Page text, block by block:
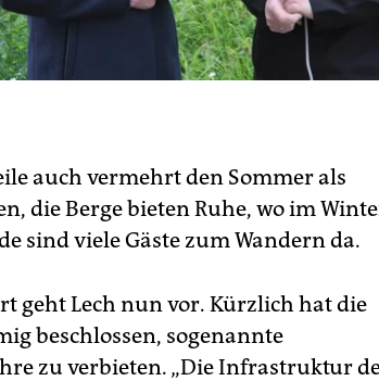
auch vermehrt den Sommer als
die Berge bieten Ruhe, wo im
sind viele Gäste zum Wandern da.
geht Lech nun vor. Kürzlich hat die
beschlossen, sogenannte
zu verbieten. „Die Infrastruktur